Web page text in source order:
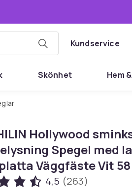
Kundservice
Skönhet Hem
Hollywood
Spegel med
Väggfäste Vit
4,5 (263)